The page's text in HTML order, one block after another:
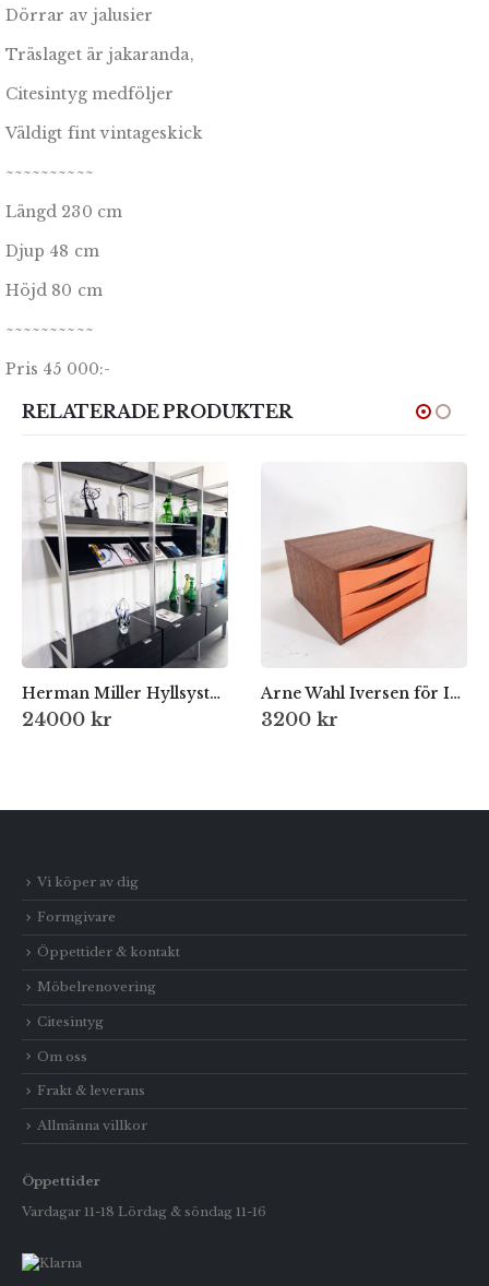
Dörrar av jalusier
Träslaget är jakaranda,
Citesintyg medföljer
Väldigt fint vintageskick
~~~~~~~~~~
Längd 230 cm
Djup 48 cm
Höjd 80 cm
~~~~~~~~~~
Pris 45 000:-
RELATERADE PRODUKTER
Herman Miller Hyllsystem, 1980-tal
24000 kr
Arne Wahl Iversen för IKEA
3200 kr
Vi köper av dig
Formgivare
Öppettider & kontakt
Möbelrenovering
Citesintyg
Om oss
Frakt & leverans
Allmänna villkor
Öppettider
Vardagar 11-18 Lördag & söndag 11-16